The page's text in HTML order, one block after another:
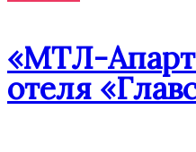
«МТЛ-
отеля